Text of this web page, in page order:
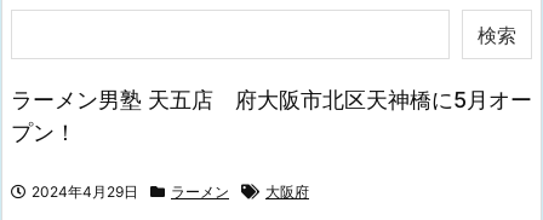
検索
ラーメン男塾 天五店 府大阪市北区天神橋に5月オー
プン！
2024年4月29日 ラーメン 大阪府